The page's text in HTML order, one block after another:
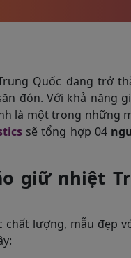
Quốc đang trở
đón. Với khả năng
là một trong những
sẽ tổng hợp 04
giữ nhiệt
lượng, mẫu đẹp